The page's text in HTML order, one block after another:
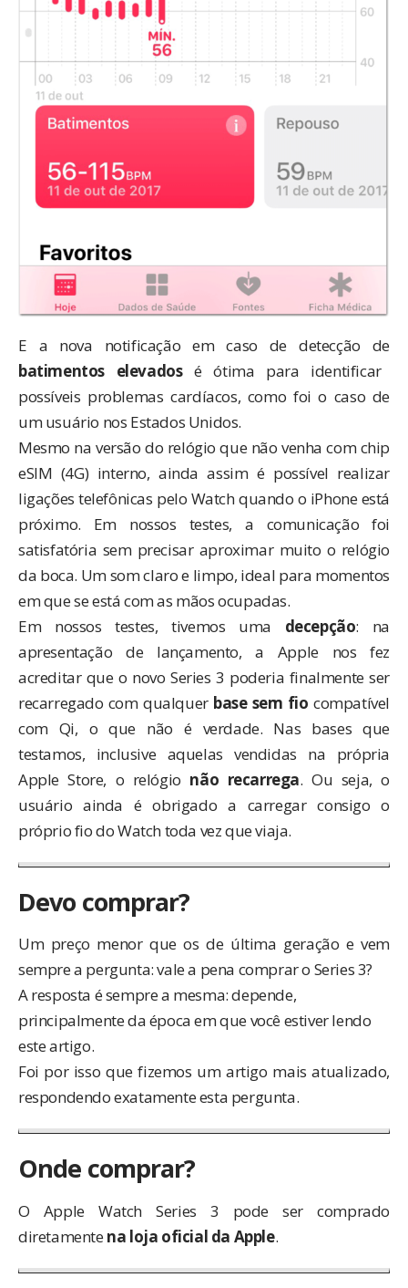
E a nova notificação em caso de detecção de
batimentos elevadosé ótima para identificar
possíveis problemas cardíacos, como foi o caso de
umusuário nos Estados Unidos.
Mesmo na versão do relógio que não venha com chip
eSIM (4G) interno, ainda assim é possível realizar
ligações telefônicas pelo Watch quando o iPhone está
próximo. Em nossos testes, a comunicação foi
satisfatória sem precisar aproximar muito o relógio
da boca. Um som claro e limpo, ideal para momentos
em que se está com as mãos ocupadas.
Em nossos testes, tivemos uma decepção: na
apresentação de lançamento, a Apple nos fez
acreditar que o novo Series 3 poderia finalmente ser
recarregado com qualquer base sem fio compatível
com Qi, o que não é verdade. Nas bases que
testamos, inclusive aquelas vendidas na própria
Apple Store, o relógio não recarrega. Ou seja, o
usuário ainda é obrigado a carregar consigo o
próprio fio do Watch toda vez que viaja.
Devo comprar?
Um preço menor que os de última geração e vem
sempre a pergunta: vale a pena comprar o Series 3?
A resposta é sempre a mesma: depende,
principalmente da época em que você estiver lendo
este artigo.
Foi por isso que fizemos um artigo mais atualizado,
respondendo exatamente esta pergunta.
Onde comprar?
O Apple Watch Series 3 pode ser comprado
diretamente na loja oficial da Apple.